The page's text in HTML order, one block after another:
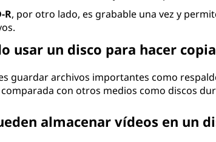
R, por otro lado, es grabable una vez y
usar un disco para hacer
guardar archivos importantes como
con otros medios como discos
almacenar vídeos en un